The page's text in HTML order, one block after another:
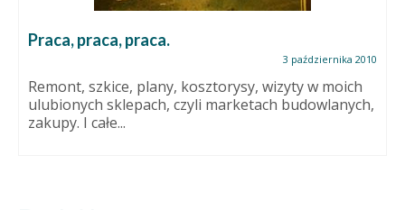
Praca, praca, praca.
3 października 2010
Remont, szkice, plany, kosztorysy, wizyty w moich
ulubionych sklepach, czyli marketach budowlanych,
zakupy. I całe...